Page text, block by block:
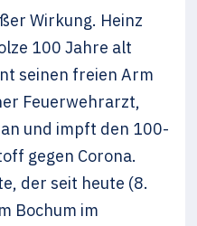
Wirkung. Heinz
100 Jahre alt
seinen freien Arm
Feuerwehrarzt,
und impft den 100-
gegen Corona.
der seit heute (8.
Bochum im